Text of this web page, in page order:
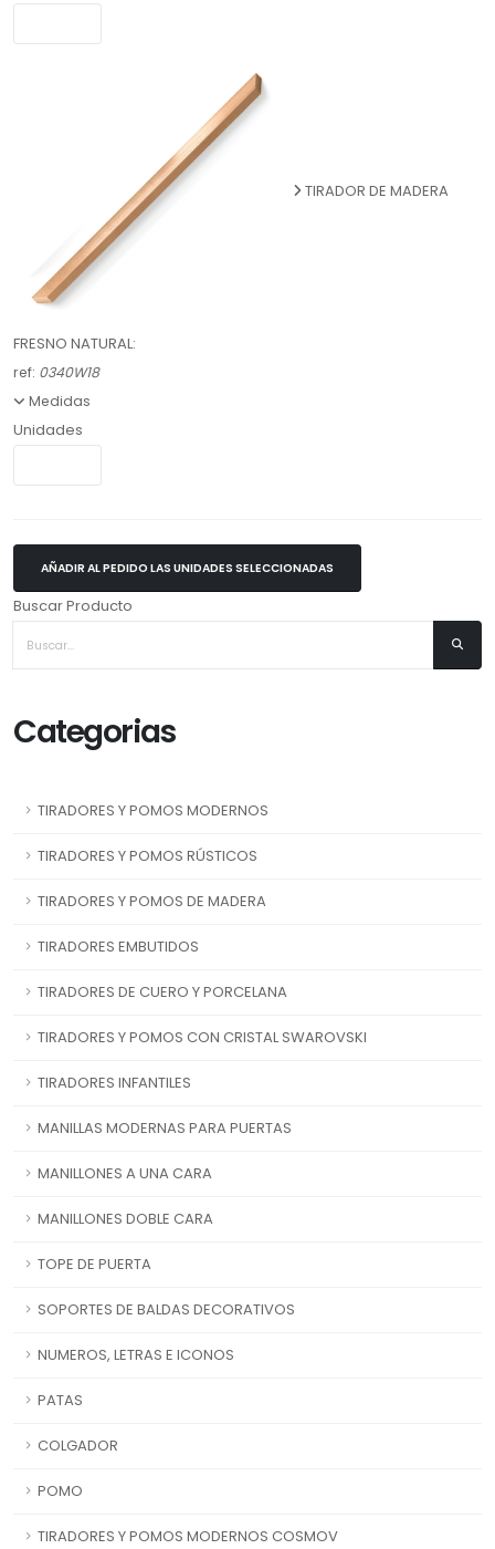
Buscar Producto
Categorias
TIRADORES Y POMOS MODERNOS
TIRADORES Y POMOS RÚSTICOS
TIRADORES Y POMOS DE MADERA
TIRADORES EMBUTIDOS
TIRADORES DE CUERO Y PORCELANA
TIRADORES Y POMOS CON CRISTAL SWAROVSKI
TIRADORES INFANTILES
MANILLAS MODERNAS PARA PUERTAS
MANILLONES A UNA CARA
MANILLONES DOBLE CARA
TOPE DE PUERTA
SOPORTES DE BALDAS DECORATIVOS
NUMEROS, LETRAS E ICONOS
PATAS
COLGADOR
POMO
TIRADORES Y POMOS MODERNOS COSMOV
TIRADOR DE MADERA
FRESNO NATURAL:
ref: 0340W18
Medidas
Unidades
AÑADIR AL PEDIDO LAS UNIDADES SELECCIONADAS